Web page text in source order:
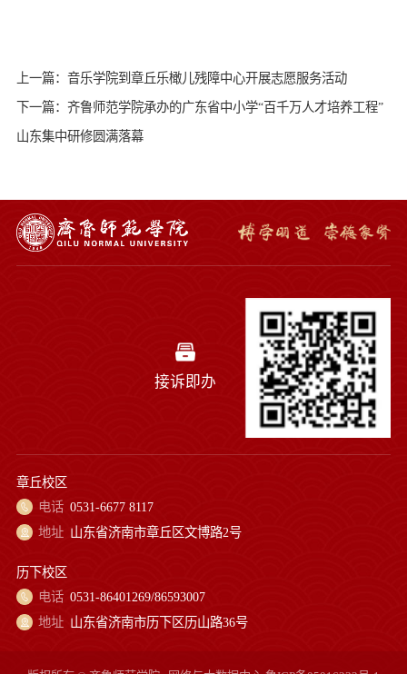
上一篇：音乐学院到章丘乐橄儿残障中心开展志愿服务活动
下一篇：齐鲁师范学院承办的广东省中小学“百千万人才培养工程”
山东集中研修圆满落幕
接诉即办
章丘校区
电话 0531-6677 8117
地址 山东省济南市章丘区文博路2号
历下校区
电话 0531-86401269/86593007
地址 山东省济南市历下区历山路36号